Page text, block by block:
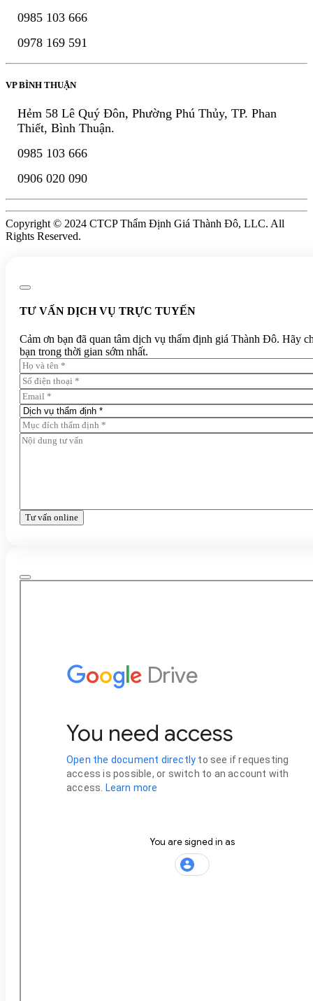
0985 103 666
0978 169 591
VP BÌNH THUẬN
Hẻm 58 Lê Quý Đôn, Phường Phú Thủy, TP. Phan
Thiết, Bình Thuận.
0985 103 666
0906 020 090
Copyright © 2024 CTCP Thẩm Định Giá Thành Đô, LLC. All
Rights Reserved.
TƯ VẤN DỊCH VỤ TRỰC TUYẾN
Cảm ơn bạn đã quan tâm dịch vụ thẩm định giá Thành Đô. Hãy
bạn trong thời gian sớm nhất.
Tư vấn online